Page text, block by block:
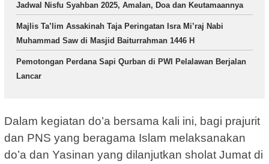
Jadwal Nisfu Syahban 2025, Amalan, Doa dan Keutamaannya
Majlis Ta’lim Assakinah Taja Peringatan Isra Mi’raj Nabi
Muhammad Saw di Masjid Baiturrahman 1446 H
Pemotongan Perdana Sapi Qurban di PWI Pelalawan Berjalan
Lancar
Dalam kegiatan do’a bersama kali ini, bagi prajurit
dan PNS yang beragama Islam melaksanakan
do’a dan Yasinan yang dilanjutkan sholat Jumat di